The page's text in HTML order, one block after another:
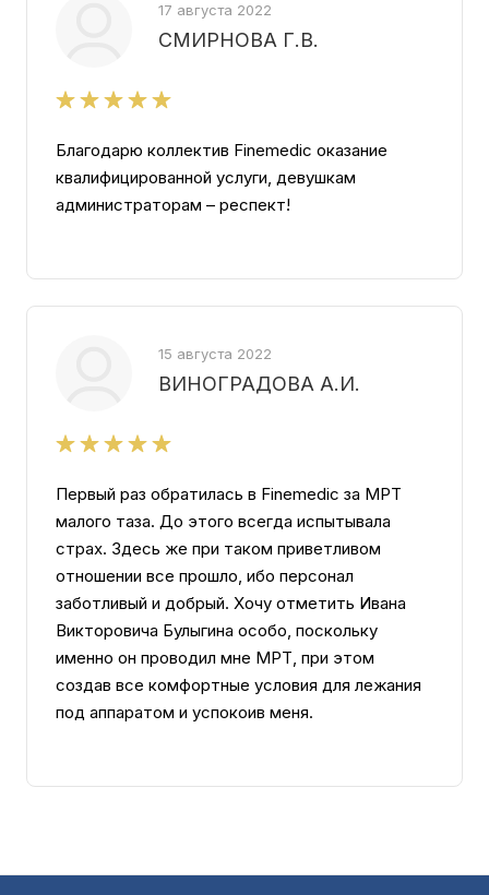
17 августа 2022
СМИРНОВА Г.В.
Благодарю коллектив Finemedic оказание
квалифицированной услуги, девушкам
администраторам – респект!
15 августа 2022
ВИНОГРАДОВА А.И.
Первый раз обратилась в Finemedic за МРТ
малого таза. До этого всегда испытывала
страх. Здесь же при таком приветливом
отношении все прошло, ибо персонал
заботливый и добрый. Хочу отметить Ивана
Викторовича Булыгина особо, поскольку
именно он проводил мне МРТ, при этом
создав все комфортные условия для лежания
под аппаратом и успокоив меня.